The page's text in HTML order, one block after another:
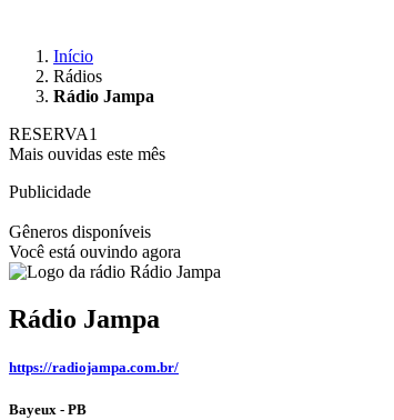
Início
Rádios
Rádio Jampa
RESERVA1
Mais ouvidas este mês
Publicidade
Gêneros disponíveis
Você está ouvindo agora
Rádio Jampa
https://radiojampa.com.br/
Bayeux - PB